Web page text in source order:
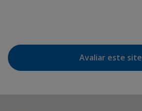
Avaliar este site